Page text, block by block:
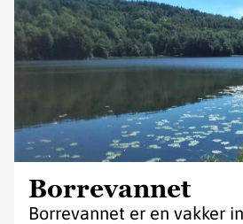
Borrevannet
Borrevannet er en vakker